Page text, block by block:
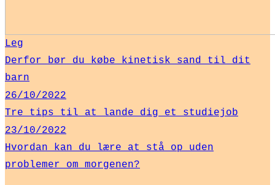
Leg
Derfor bør du købe kinetisk sand til dit
barn
26/10/2022
Tre tips til at lande dig et studiejob
23/10/2022
Hvordan kan du lære at stå op uden
problemer om morgenen?